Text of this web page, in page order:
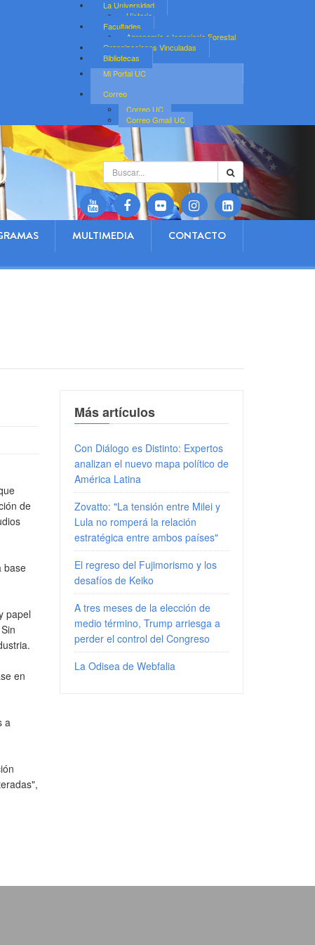
La Universidad
Historia
Facultades
Agronomía e Ingeniería Forestal
Organizaciones Vinculadas
Bibliotecas
Mi Portal UC
Correo
Correo UC
Correo Gmail UC
Buscar...
MULTIMEDIA CONTACTO
de
base
papel
en
a
Más artículos
Con Diálogo es Distinto: Expertos
analizan el nuevo mapa político de
América Latina
Zovatto: "La tensión entre Milei y
Lula no romperá la relación
estratégica entre ambos países"
El regreso del Fujimorismo y los
desafíos de Keiko
A tres meses de la elección de
medio término, Trump arriesga a
perder el control del Congreso
La Odisea de Webfalia